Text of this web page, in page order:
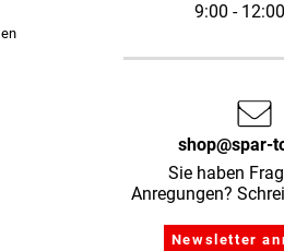
9:00 -
shop@spar-
Sie haben
Anregungen?